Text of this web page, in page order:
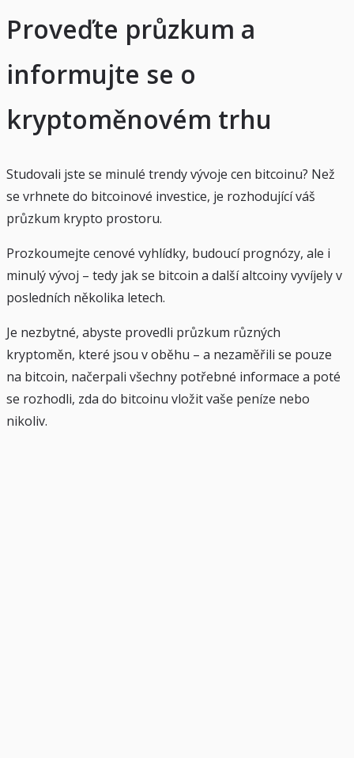
Proveďte průzkum a
informujte se o
kryptoměnovém trhu
Studovali jste se minulé trendy vývoje cen bitcoinu? Než
se vrhnete do bitcoinové investice, je rozhodující váš
průzkum krypto prostoru.
Prozkoumejte cenové vyhlídky, budoucí prognózy, ale i
minulý vývoj – tedy jak se bitcoin a další altcoiny vyvíjely v
posledních několika letech.
Je nezbytné, abyste provedli průzkum různých
kryptoměn, které jsou v oběhu – a nezaměřili se pouze
na bitcoin, načerpali všechny potřebné informace a poté
se rozhodli, zda do bitcoinu vložit vaše peníze nebo
nikoliv.